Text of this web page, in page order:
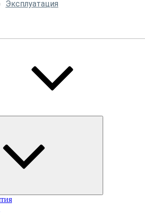
Эксплуатация